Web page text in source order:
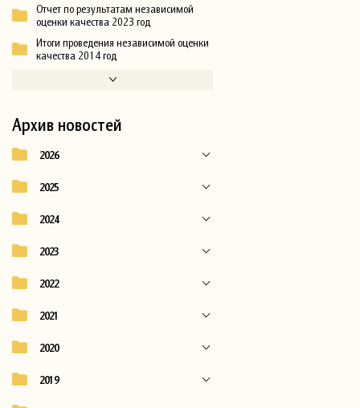
Отчет по результатам независимой
оценки качества 2023 год
Итоги проведения независимой оценки
качества 2014 год
Архив новостей
2026
2025
2024
2023
2022
2021
2020
2019